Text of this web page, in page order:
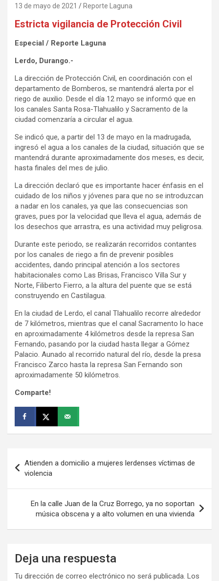
13 de mayo de 2021 Reporte Laguna
Estricta vigilancia de Protección Civil
Especial / Reporte Laguna
Lerdo, Durango.-
La dirección de Protección Civil, en coordinación con el
departamento de Bomberos, se mantendrá alerta por el
riego de auxilio. Desde el día 12 mayo se informó que en
los canales Santa Rosa-Tlahualilo y Sacramento de la
ciudad comenzaría a circular el agua.
Se indicó que, a partir del 13 de mayo en la madrugada,
ingresó el agua a los canales de la ciudad, situación que se
mantendrá durante aproximadamente dos meses, es decir,
hasta finales del mes de julio.
La dirección declaró que es importante hacer énfasis en el
cuidado de los niños y jóvenes para que no se introduzcan
a nadar en los canales, ya que las consecuencias son
graves, pues por la velocidad que lleva el agua, además de
los desechos que arrastra, es una actividad muy peligrosa.
Durante este periodo, se realizarán recorridos contantes
por los canales de riego a fin de prevenir posibles
accidentes, dando principal atención a los sectores
habitacionales como Las Brisas, Francisco Villa Sur y
Norte, Filiberto Fierro, a la altura del puente que se está
construyendo en Castilagua.
En la ciudad de Lerdo, el canal Tlahualilo recorre alrededor
de 7 kilómetros, mientras que el canal Sacramento lo hace
en aproximadamente 4 kilómetros desde la represa San
Fernando, pasando por la ciudad hasta llegar a Gómez
Palacio. Aunado al recorrido natural del río, desde la presa
Francisco Zarco hasta la represa San Fernando son
aproximadamente 50 kilómetros.
Comparte!
de
entradas
Atienden a domicilio a mujeres lerdenses víctimas de
violencia
En la calle Juan de la Cruz Borrego, ya no soportan
música obscena y a alto volumen en una vivienda
Deja una respuesta
Tu dirección de correo electrónico no será publicada. Los